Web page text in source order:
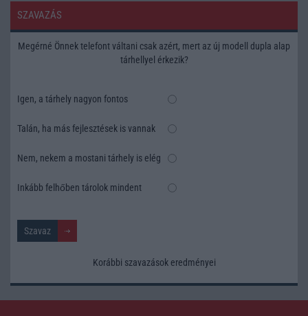
SZAVAZÁS
Megérné Önnek telefont váltani csak azért, mert az új modell dupla alap
tárhellyel érkezik?
Igen, a tárhely nagyon fontos
Talán, ha más fejlesztések is vannak
Nem, nekem a mostani tárhely is elég
Inkább felhőben tárolok mindent
Korábbi szavazások eredményei